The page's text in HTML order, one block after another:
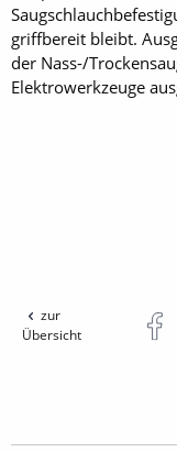
griffbereit bleibt.
der Nass-/
Elektrowerkzeuge
zur
Übersicht